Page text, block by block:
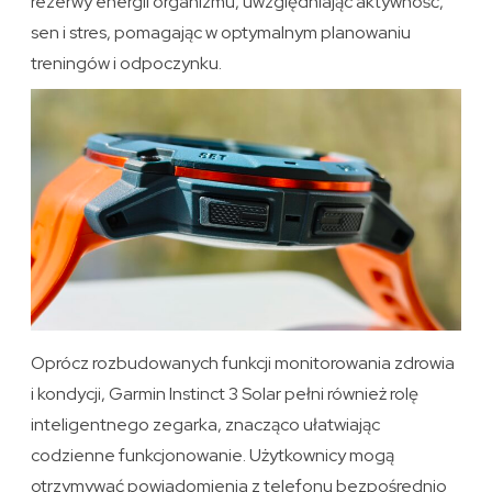
sen i stres, pomagając w optymalnym planowaniu
treningów i odpoczynku.
Oprócz rozbudowanych funkcji monitorowania zdrowia
i kondycji, Garmin Instinct 3 Solar pełni również rolę
inteligentnego zegarka, znacząco ułatwiając
codzienne funkcjonowanie. Użytkownicy mogą
otrzymywać powiadomienia z telefonu bezpośrednio